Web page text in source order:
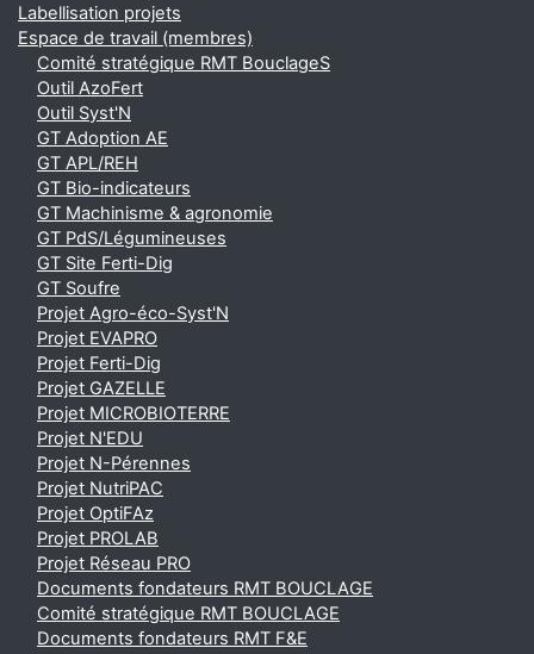
Labellisation projets
Espace de travail (membres)
Comité stratégique RMT BouclageS
Outil AzoFert
Outil Syst'N
GT Adoption AE
GT APL/REH
GT Bio-indicateurs
GT Machinisme & agronomie
GT PdS/Légumineuses
GT Site Ferti-Dig
GT Soufre
Projet Agro-éco-Syst'N
Projet EVAPRO
Projet Ferti-Dig
Projet GAZELLE
Projet MICROBIOTERRE
Projet N'EDU
Projet N-Pérennes
Projet NutriPAC
Projet OptiFAz
Projet PROLAB
Projet Réseau PRO
Documents fondateurs RMT BOUCLAGE
Comité stratégique RMT BOUCLAGE
Documents fondateurs RMT F&E